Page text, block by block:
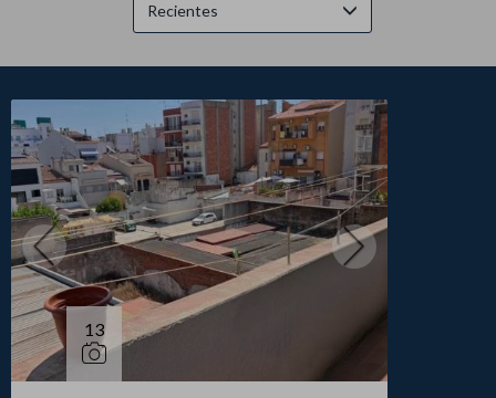
Recientes
13